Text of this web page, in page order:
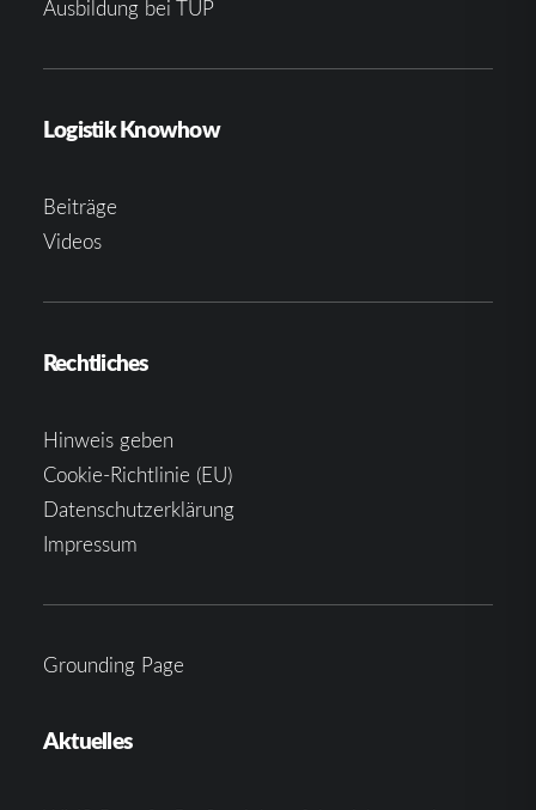
Ausbildung bei TUP
Logistik Knowhow
Beiträge
Videos
Rechtliches
Hinweis geben
Cookie-Richtlinie (EU)
Datenschutzerklärung
Impressum
Grounding Page
Aktuelles